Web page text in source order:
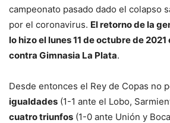
campeonato pasado dado el colapso
por el coronavirus. El retorno de la
lo hizo el lunes 11 de octubre de 2021
contra Gimnasia La Plata.
Desde entonces el Rey de Copas no
igualdades (1-1 ante el Lobo,
cuatro triunfos (1-0 ante Unión y